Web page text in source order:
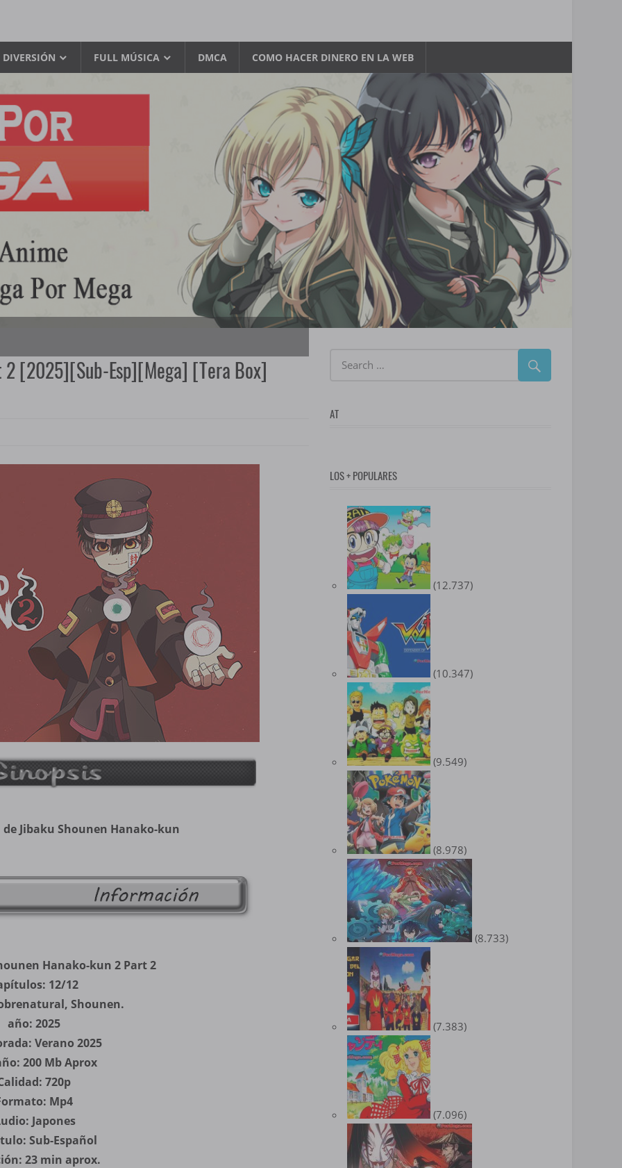
DIVERSIÓN FULL MÚSICA DMCA COMO HACER DINERO EN LA WEB
2 [2025][Sub-Esp][Mega] [Tera Box]
Jibaku Shounen Hanako-kun
Hanako-kun 2 Part 2
12/12
Shounen.
año: 2025
Verano 2025
200 Mb Aprox
720p
Mp4
Japones
Sub-Español
23 min aprox.
AT
LOS + POPULARES
(12.737)
(10.347)
(9.549)
(8.978)
(8.733)
(7.383)
(7.096)